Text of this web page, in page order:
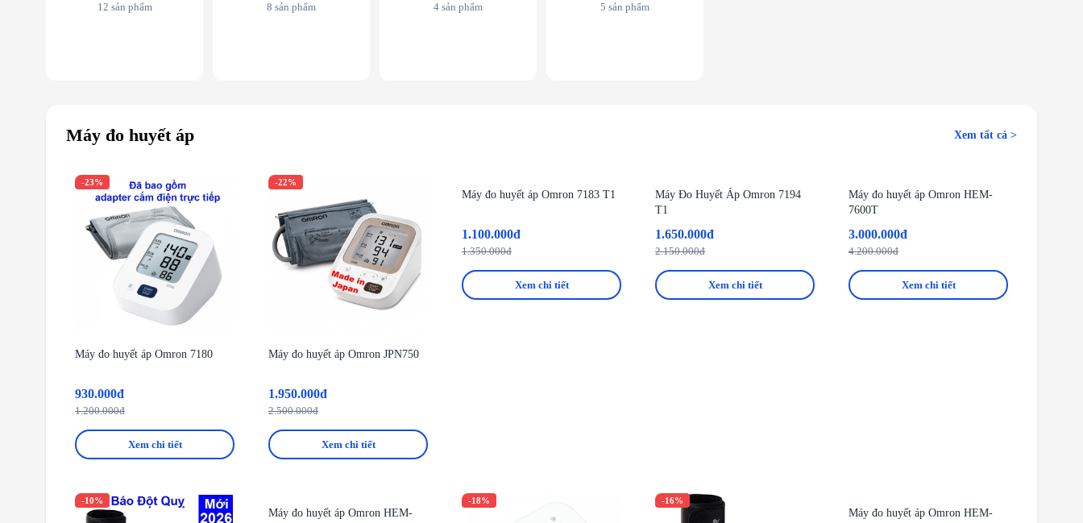
12 sản phẩm 8 sản phẩm 4 sản phẩm 5 sản phẩm
Máy đo huyết áp Xem tất cả >
-23%
Máy đo huyết áp Omron 7180
930.000đ
1.200.000đ
Xem chi tiết
-22%
Máy đo huyết áp Omron JPN750
1.950.000đ
2.500.000đ
Xem chi tiết
Máy đo huyết áp Omron 7183 T1
1.100.000đ
1.350.000đ
Xem chi tiết
Máy Đo Huyết Áp Omron 7194
T1
1.650.000đ
2.150.000đ
Xem chi tiết
Máy đo huyết áp Omron HEM-
7600T
3.000.000đ
4.200.000đ
Xem chi tiết
-10%
Máy đo huyết áp Omron HEM-
-18% -16%
Máy đo huyết áp Omron HEM-